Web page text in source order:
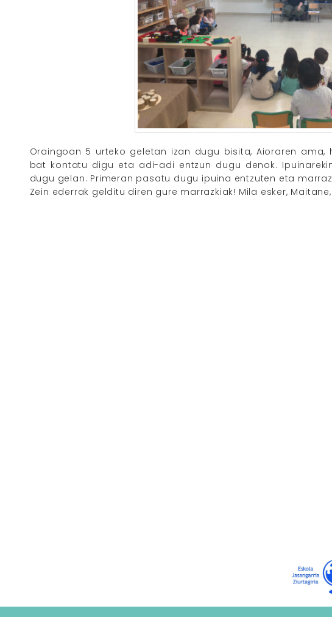
Oraingoan 5 urteko geletan izan dugu bisita, Aioraren ama,
bat kontatu digu eta adi-adi entzun dugu denok.
dugu gelan. Primeran pasatu dugu ipuina entzuten eta
Zein ederrak gelditu diren gure marrazkiak! Mila esker,